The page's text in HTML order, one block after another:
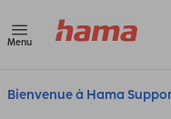
Menu
Bienvenue à Hama